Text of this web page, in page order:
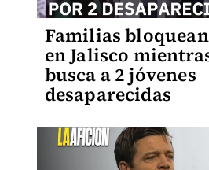
Familias
en Jalisco
busca a 2 jóvenes
desaparecidas